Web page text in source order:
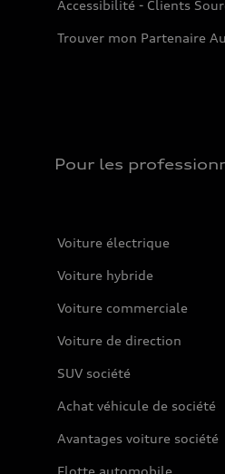
Accessibilité - Clients
Trouver mon Partenaire
Pour les
Voiture électrique
Voiture hybride
Voiture commerciale
Voiture de direction
SUV société
Achat véhicule de société
Avantages voiture société
Flotte automobile